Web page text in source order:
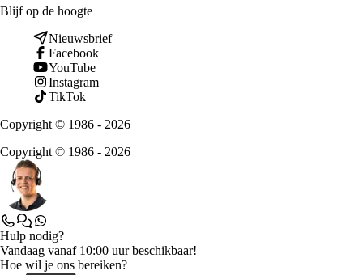
Blijf op de hoogte
Nieuwsbrief
Facebook
YouTube
Instagram
TikTok
Copyright © 1986 - 2026
Copyright © 1986 - 2026
Hulp nodig?
Vandaag vanaf 10:00 uur beschikbaar!
Hoe wil je ons bereiken?